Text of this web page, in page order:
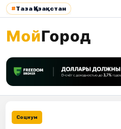
#Таза Қазақстан
Социум